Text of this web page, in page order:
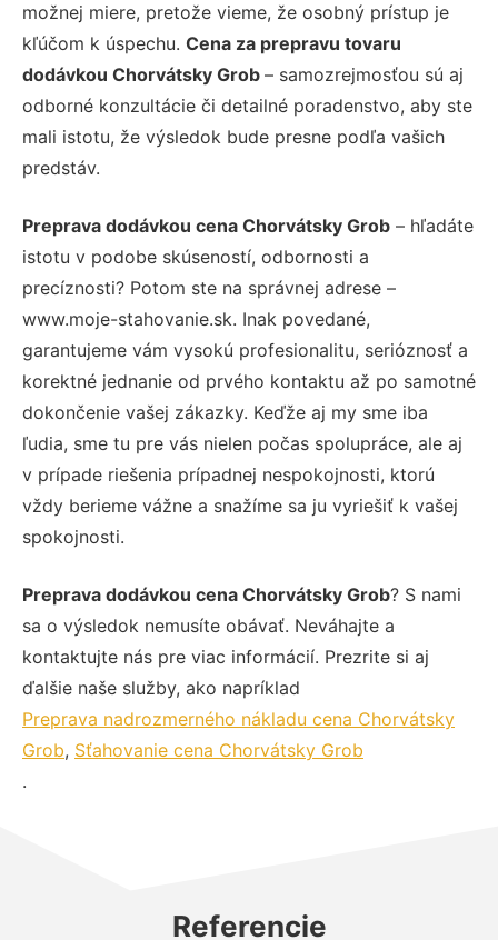
možnej miere, pretože vieme, že osobný prístup je
kľúčom k úspechu. Cena za prepravu tovaru
dodávkou Chorvátsky Grob – samozrejmosťou sú aj
odborné konzultácie či detailné poradenstvo, aby ste
mali istotu, že výsledok bude presne podľa vašich
predstáv.
Preprava dodávkou cena Chorvátsky Grob – hľadáte
istotu v podobe skúseností, odbornosti a
precíznosti? Potom ste na správnej adrese –
www.moje-stahovanie.sk. Inak povedané,
garantujeme vám vysokú profesionalitu, serióznosť a
korektné jednanie od prvého kontaktu až po samotné
dokončenie vašej zákazky. Keďže aj my sme iba
ľudia, sme tu pre vás nielen počas spolupráce, ale aj
v prípade riešenia prípadnej nespokojnosti, ktorú
vždy berieme vážne a snažíme sa ju vyriešiť k vašej
spokojnosti.
Preprava dodávkou cena Chorvátsky Grob? S nami
sa o výsledok nemusíte obávať. Neváhajte a
kontaktujte nás pre viac informácií. Prezrite si aj
ďalšie naše služby, ako napríklad
Preprava nadrozmerného nákladu cena Chorvátsky
Grob, Sťahovanie cena Chorvátsky Grob
.
Referencie